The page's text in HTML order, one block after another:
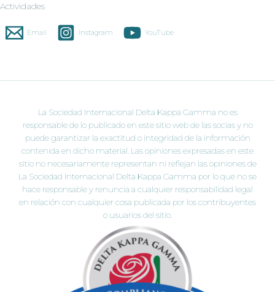
Actividades
Email Instagram YouTube
La Sociedad Internacional Delta Kappa Gamma no es
responsable de lo publicado en este sitio web de las socias y no
puede garantizar la exactitud o integridad de la información
contenida en dicho material. Las opiniones expresadas en este
sitio no necesariamente representan ni reflejan las opiniones de
La Sociedad Internacional Delta Kappa Gamma por lo que no se
hace responsable y renuncia a cualquier responsabilidad legal
en relación con cualquier cosa publicada por los contribuyentes
o usuarios del sitio.